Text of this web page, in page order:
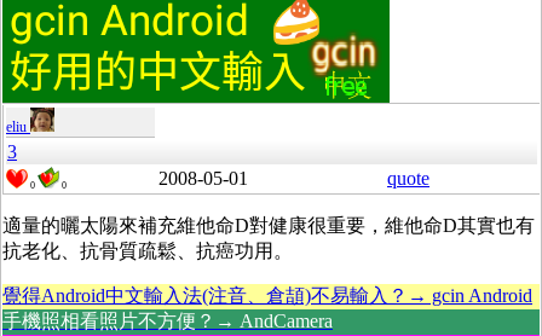
eliu
3
0 0 2008-05-01 quote
適量的曬太陽來補充維他命D對健康很重要，維他命D其實也有
抗老化、抗骨質疏鬆、抗癌功用。
覺得Android中文輸入法(注音、倉頡)不易輸入？→ gcin Android
手機照相看照片不方便？→ AndCamera